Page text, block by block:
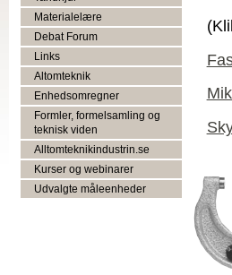
Materialelære
Debat Forum
Links
Altomteknik
Enhedsomregner
Formler, formelsamling og
teknisk viden
Alltomteknikindustrin.se
Kurser og webinarer
Udvalgte måleenheder